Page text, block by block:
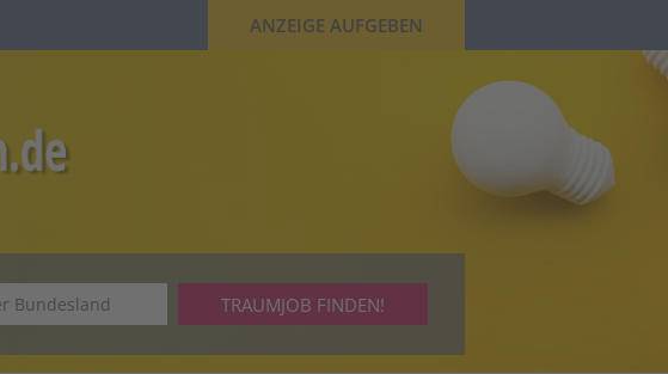
ANZEIGE AUFGEBEN
TRAUMJOB FINDEN!